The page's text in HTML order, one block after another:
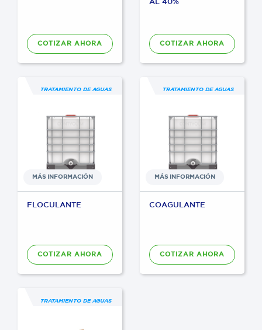
COTIZAR AHORA
AL 40%
COTIZAR AHORA
TRATAMIENTO DE AGUAS
MÁS INFORMACIÓN
FLOCULANTE
COTIZAR AHORA
TRATAMIENTO DE AGUAS
MÁS INFORMACIÓN
COAGULANTE
COTIZAR AHORA
TRATAMIENTO DE AGUAS